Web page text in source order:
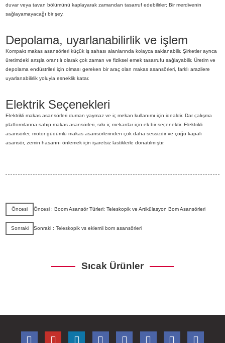
duvar veya tavan bölümünü kaplayarak zamandan tasarruf edebilirler; Bir merdivenin
sağlayamayacağı bir şey.
Depolama, uyarlanabilirlik ve işlem
Kompakt makas asansörleri küçük iş sahası alanlarında kolayca saklanabilir. Şirketler ayrıca
üretimdeki artışla orantılı olarak çok zaman ve fiziksel emek tasarrufu sağlayabilir. Üretim ve
depolama endüstrileri için olması gereken bir araç olan makas asansörleri, farklı arazilere
uyarlanabilirlik yoluyla esneklik katar.
Elektrik Seçenekleri
Elektrikli makas asansörleri duman yaymaz ve iç mekan kullanımı için idealdir. Dar çalışma
platformlarına sahip makas asansörleri, sıkı iç mekanlar için ek bir seçenektir. Elektrikli
asansörler, motor güdümlü makas asansörlerinden çok daha sessizdir ve çoğu kapalı
asansör, zemin hasarını önlemek için işaretsiz lastiklerle donatılmıştır.
Öncesi Öncesi : Boom Asansör Türleri: Teleskopik ve Artikülasyon Bom Asansörleri
Sonraki Sonraki : Teleskopik vs eklemli bom asansörleri
Sıcak Ürünler